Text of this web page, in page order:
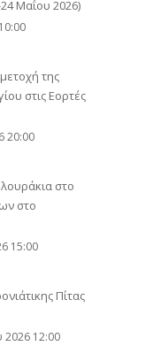
Μαΐου 2026)
της
στις Εορτές
20:00
στο
στο
15:00
Πίτας
12:00